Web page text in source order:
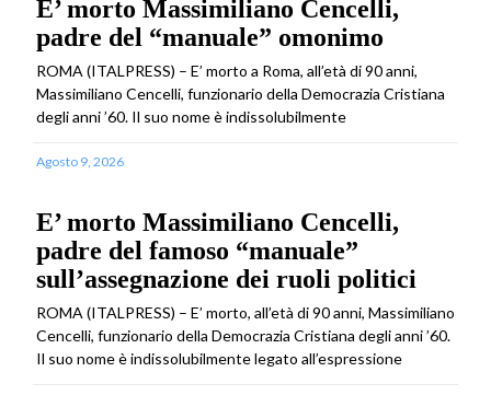
E’ morto Massimiliano Cencelli,
padre del “manuale” omonimo
ROMA (ITALPRESS) – E’ morto a Roma, all’età di 90 anni,
Massimiliano Cencelli, funzionario della Democrazia Cristiana
degli anni ’60. Il suo nome è indissolubilmente
Agosto 9, 2026
E’ morto Massimiliano Cencelli,
padre del famoso “manuale”
sull’assegnazione dei ruoli politici
ROMA (ITALPRESS) – E’ morto, all’età di 90 anni, Massimiliano
Cencelli, funzionario della Democrazia Cristiana degli anni ’60.
Il suo nome è indissolubilmente legato all’espressione